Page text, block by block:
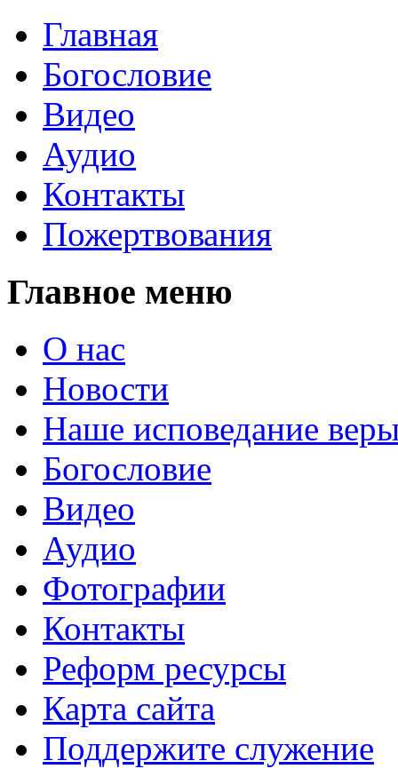
Главная
Богословие
Видео
Аудио
Контакты
Пожертвования
Главное меню
О нас
Новости
Наше исповедание
Богословие
Видео
Аудио
Фотографии
Контакты
Реформ ресурсы
Карта сайта
Поддержите служение